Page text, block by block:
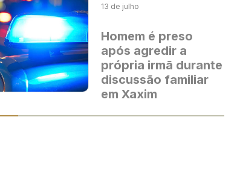
13 de julho
Homem é preso
após agredir a
própria irmã durante
discussão familiar
em Xaxim